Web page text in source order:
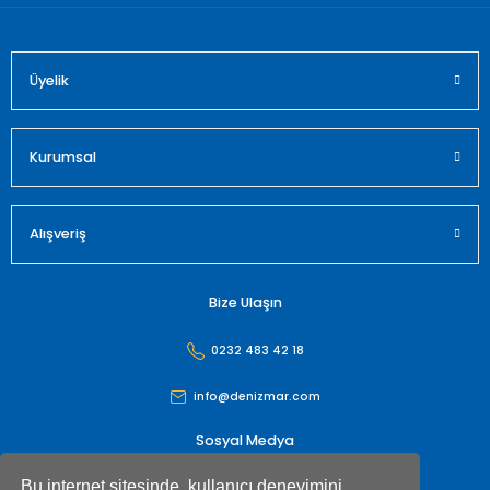
Bu internet sitesinde, kullanıcı deneyimini
Üyelik
Kurumsal
Alışveriş
Bize Ulaşın
0232 483 42 18
info@denizmar.com
Sosyal Medya